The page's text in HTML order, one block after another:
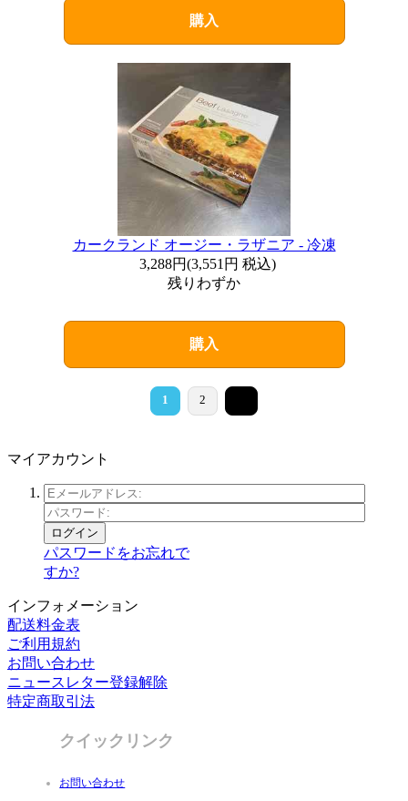
購入
カークランド オージー・ラザニア - 冷凍
3,288円(3,551円 税込)
残りわずか
購入
1 2
マイアカウント
ログイン
パスワードをお忘れで
すか?
インフォメーション
配送料金表
ご利用規約
お問い合わせ
ニュースレター登録解除
特定商取引法
クイックリンク
お問い合わせ